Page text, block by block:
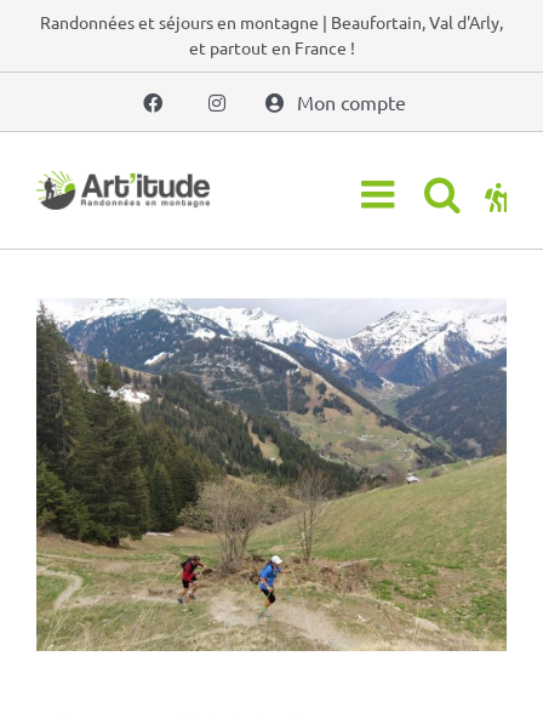
PasserRandonnées et séjours en montagne | Beaufortain, Val d'Arly,
et partout en France !
Mon compte